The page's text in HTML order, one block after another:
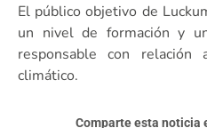
El público objetivo de
un nivel de formación y
responsable con
climático.
Comparte esta noticia